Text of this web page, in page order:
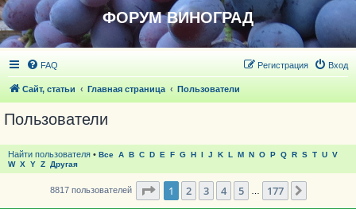
ФОРУМ ВИНОГРАД
FAQ Вход
Регистрация
Сайт, статьи Главная страница Пользователи
Пользователи
Найти пользователя • Все A B C D E F G H I J K L M N O P Q R S T U V
W X Y Z Другая
8817 пользователей Страница из 177
1 2 3 4 5 177